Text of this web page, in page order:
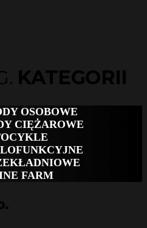
KATEGORII
OSOBOWE
CIĘŻAROWE
FARM